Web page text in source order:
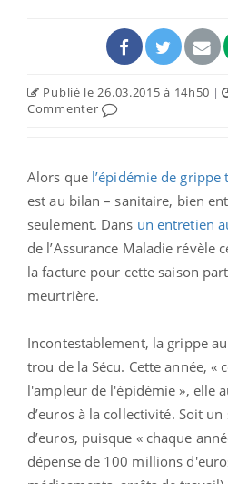
Publié le 26.03.2015 à 14h50 |
Commenter
Alors que l’épidémie de grippe
est au bilan – sanitaire, bien
seulement. Dans un entretien
de l’Assurance Maladie révèle
la facture pour cette saison
meurtrière.
Incontestablement, la grippe
trou de la Sécu. Cette année, «
l'ampleur de l'épidémie », elle
d’euros à la collectivité. Soit
d’euros, puisque « chaque
dépense de 100 millions